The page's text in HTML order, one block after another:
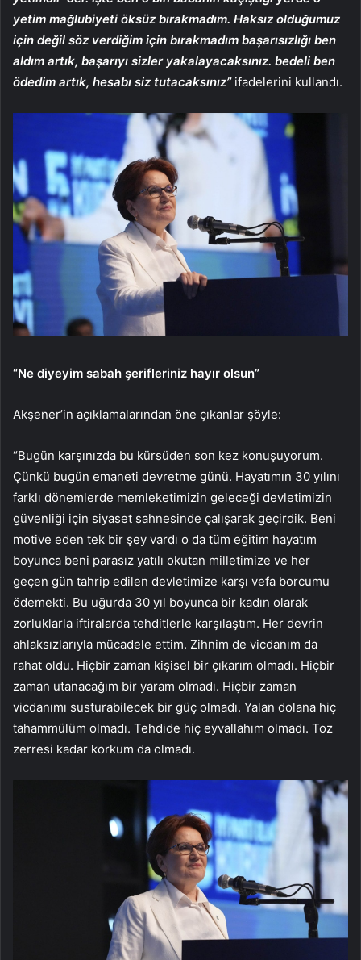
yetim mağlubiyeti öksüz bırakmadım. Haksız olduğumuz
için değil söz verdiğim için bırakmadım başarısızlığı ben
aldım artık, başarıyı sizler yakalayacaksınız. bedeli ben
ödedim artık, hesabı siz tutacaksınız”ifadelerini kullandı.
“Ne diyeyim sabah şerifleriniz hayır olsun”
Akşener’in açıklamalarından öne çıkanlar şöyle:
“Bugün karşınızda bu kürsüden son kez konuşuyorum.
Çünkü bugün emaneti devretme günü. Hayatımın 30 yılını
farklı dönemlerde memleketimizin geleceği devletimizin
güvenliği için siyaset sahnesinde çalışarak geçirdik. Beni
motive eden tek bir şey vardı o da tüm eğitim hayatım
boyunca beni parasız yatılı okutan milletimize ve her
geçen gün tahrip edilen devletimize karşı vefa borcumu
ödemekti. Bu uğurda 30 yıl boyunca bir kadın olarak
zorluklarla iftiralarda tehditlerle karşılaştım. Her devrin
ahlaksızlarıyla mücadele ettim. Zihnim de vicdanım da
rahat oldu. Hiçbir zaman kişisel bir çıkarım olmadı. Hiçbir
zaman utanacağım bir yaram olmadı. Hiçbir zaman
vicdanımı susturabilecek bir güç olmadı. Yalan dolana hiç
tahammülüm olmadı. Tehdide hiç eyvallahım olmadı. Toz
zerresi kadar korkum da olmadı.